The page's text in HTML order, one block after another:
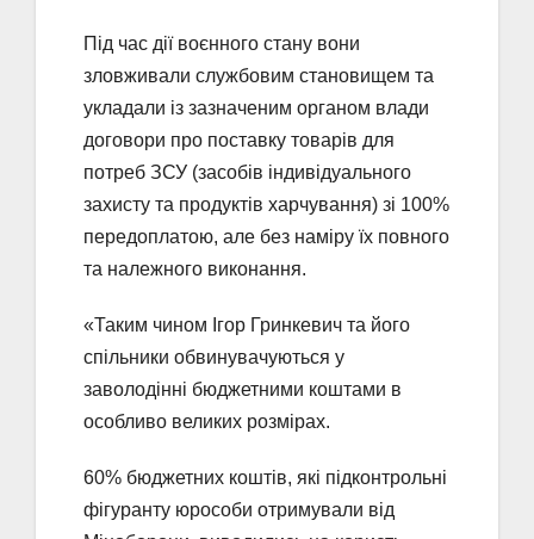
Під час дії воєнного стану вони
зловживали службовим становищем та
укладали із зазначеним органом влади
договори про поставку товарів для
потреб ЗСУ (засобів індивідуального
захисту та продуктів харчування) зі 100%
передоплатою, але без наміру їх повного
та належного виконання.
«Таким чином Ігор Гринкевич та його
спільники обвинувачуються у
заволодінні бюджетними коштами в
особливо великих розмірах.
60% бюджетних коштів, які підконтрольні
фігуранту юрособи отримували від